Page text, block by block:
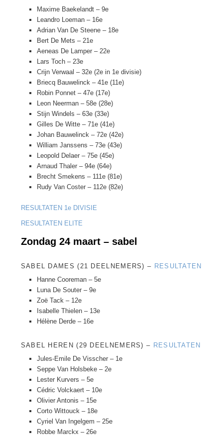
Maxime Baekelandt – 9e
Leandro Loeman – 16e
Adrian Van De Steene – 18e
Bert De Mets – 21e
Aeneas De Lamper – 22e
Lars Toch – 23e
Crijn Verwaal – 32e (2e in 1e divisie)
Briecq Bauwelinck – 41e (11e)
Robin Ponnet – 47e (17e)
Leon Neerman – 58e (28e)
Stijn Windels – 63e (33e)
Gilles De Witte – 71e (41e)
Johan Bauwelinck – 72e (42e)
William Janssens – 73e (43e)
Leopold Delaer – 75e (45e)
Arnaud Thaler – 94e (64e)
Brecht Smekens – 111e (81e)
Rudy Van Coster – 112e (82e)
RESULTATEN 1e DIVISIE
RESULTATEN ELITE
Zondag 24 maart – sabel
SABEL DAMES (21 DEELNEMERS) – RESULTATEN
Hanne Cooreman – 5e
Luna De Souter – 9e
Zoë Tack – 12e
Isabelle Thielen – 13e
Hélène Derde – 16e
SABEL HEREN (29 DEELNEMERS) – RESULTATEN
Jules-Emile De Visscher – 1e
Seppe Van Holsbeke – 2e
Lester Kurvers – 5e
Cédric Volckaert – 10e
Olivier Antonis – 15e
Corto Wittouck – 18e
Cyriel Van Ingelgem – 25e
Robbe Marckx – 26e